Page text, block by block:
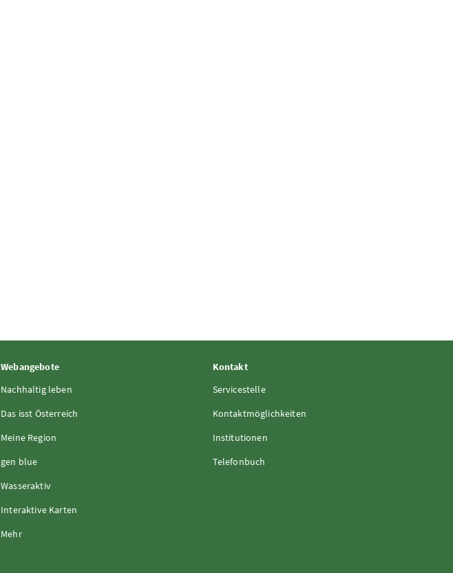
Webangebote
Nachhaltig leben
Das isst Österreich
Meine Region
gen blue
Wasseraktiv
Interaktive Karten
Mehr
Kontakt
Servicestelle
Kontaktmöglichkeiten
Institutionen
Telefonbuch